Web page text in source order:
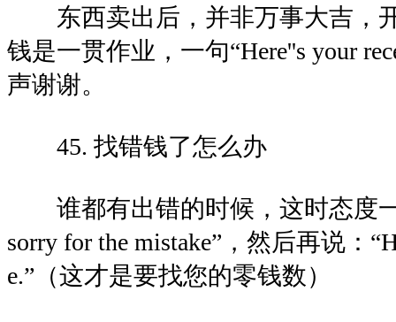
东西卖出后，并非万事大吉，
钱是一贯作业，一句“Here''s your
声谢谢。
45. 找错钱了怎么办
谁都有出错的时候，这时态度一
sorry for the mistake”，然后再说：
e.”（这才是要找您的零钱数）